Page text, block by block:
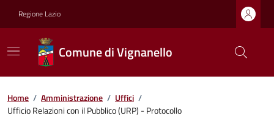
Regione Lazio
Comune di Vignanello
Home / Amministrazione / Uffici /
Ufficio Relazioni con il Pubblico (URP) - Protocollo